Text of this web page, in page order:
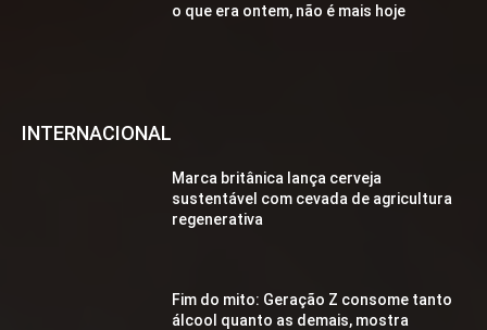
o que era ontem, não é mais hoje
INTERNACIONAL
Marca britânica lança cerveja
sustentável com cevada de agricultura
regenerativa
Fim do mito: Geração Z consome tanto
álcool quanto as demais, mostra